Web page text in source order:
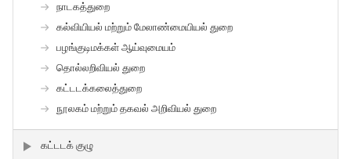
நாடகத்துறை
கல்வியியல் மற்றும் மேலாண்மையியல் துறை
பழங்குடிமக்கள் ஆய்வுமையம்
தொல்லறிவியல் துறை
கட்டடக்கலைத்துறை
நூலகம் மற்றும் தகவல் அறிவியல் துறை
கட்டடக் குழு